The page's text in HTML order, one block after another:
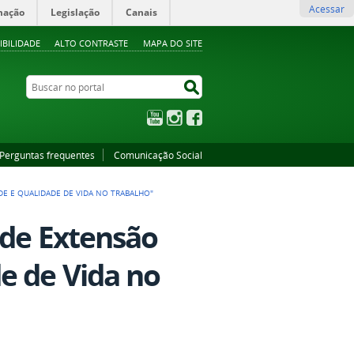
ALTO CONTRASTE MAPA DO SITE
Legislação Canais Acessar
Buscar no portal
YouTubeInstagram
Perguntas frequentes Comunicação Social
E QUALIDADE DE VIDA NO TRABALHO"
Extensão
de Vida no